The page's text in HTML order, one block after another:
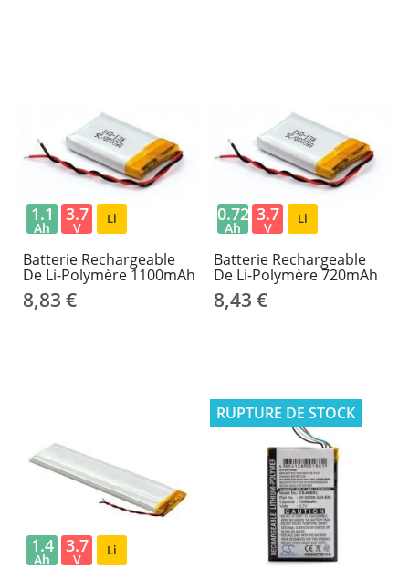
Batterie Rechargeable
De Li-Polymère 1100mAh
8,83 €
1.1
Ah
3.7
V
Li
Batterie Rechargeable
De Li-Polymère 720mAh
8,43 €
0.72
Ah
3.7
V
Li
1.4
Ah
3.7
V
Li
RUPTURE DE STOCK